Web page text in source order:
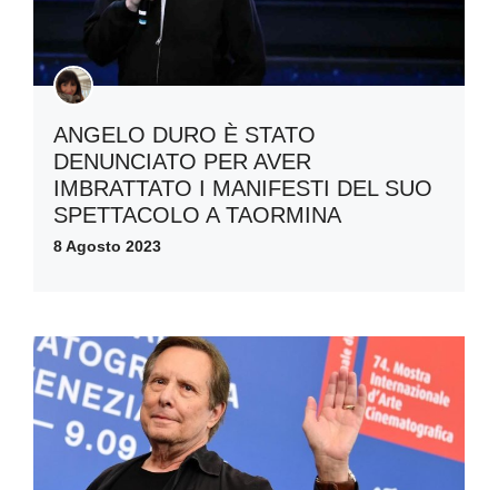
ANGELO DURO È STATO
DENUNCIATO PER AVER
IMBRATTATO I MANIFESTI DEL SUO
SPETTACOLO A TAORMINA
8 Agosto 2023